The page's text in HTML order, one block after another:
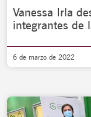
Vanessa Irla
integrantes de
6 de marzo de 2022